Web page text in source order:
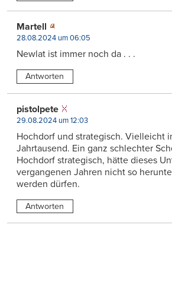
Martell
28.08.2024 um 06:05
Newlat ist immer noch da . . .
Antworten
pistolpete
29.08.2024 um 12:03
Hochdorf und strategisch. Vielleicht
Jahrtausend. Ein ganz schlechter
Hochdorf strategisch, hätte dieses
vergangenen Jahren nicht so
werden dürfen.
Antworten